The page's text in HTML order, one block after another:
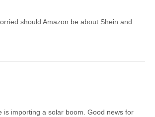
should Amazon be about Shein and
is importing a solar boom. Good news for